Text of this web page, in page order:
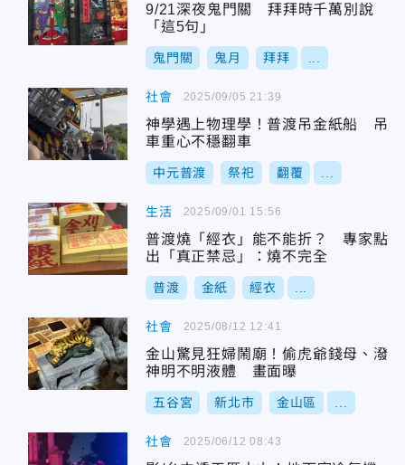
9/21深夜鬼門關 拜拜時千萬別說
「這5句」
鬼門關 鬼月 拜拜
社會
神學遇上物理學！普渡吊金紙船 吊
車重心不穩翻車
中元普渡 祭祀 翻覆
2025/09/05 21:39
生活
普渡燒「經衣」能不能折？ 專家點
出「真正禁忌」：燒不完全
普渡 金紙 經衣
2025/09/01 15:56
社會
金山驚見狂婦鬧廟！偷虎爺錢母、潑
神明不明液體 畫面曝
五谷宮 新北市 金山區
2025/08/12 12:41
社會 2025/06/12 08:43